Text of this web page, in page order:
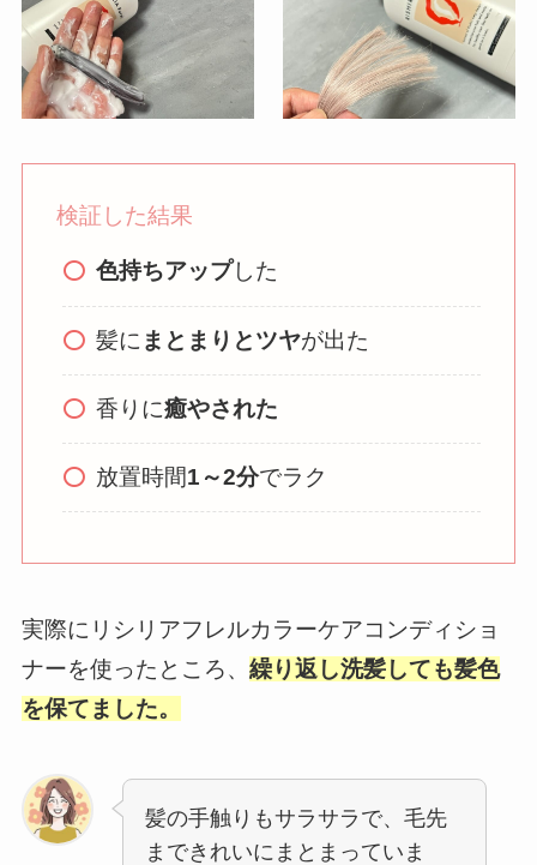
検証した結果
色持ちアップした
髪に まとまりとツヤが出た
香りに癒やされた
放置時間1～2分でラク
実際にリシリアフレルカラーケアコンディショ
ナーを使ったところ、 繰り返し洗髪しても髪色
を保てました。
髪の手触りもサラサラで、毛先
まできれいにまとまっていま